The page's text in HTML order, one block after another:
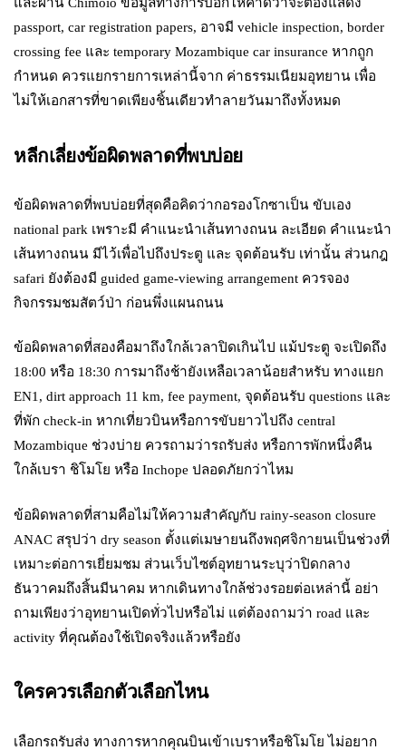
passport, car registration papers, อาจมี vehicle inspection, border
crossing fee และ temporary Mozambique car insurance หากถูก
กำหนด ควรแยกรายการเหล่านี้จาก ค่าธรรมเนียมอุทยาน เพื่อ
ไม่ให้เอกสารที่ขาดเพียงชิ้นเดียวทำลายวันมาถึงทั้งหมด
หลีกเลี่ยงข้อผิดพลาดที่พบบ่อย
ข้อผิดพลาดที่พบบ่อยที่สุดคือคิดว่ากอรองโกซาเป็น ขับเอง
national park เพราะมี คำแนะนำเส้นทางถนน ละเอียด คำแนะนำ
เส้นทางถนน มีไว้เพื่อไปถึงประตู และ จุดต้อนรับ เท่านั้น ส่วนกฎ
safari ยังต้องมี guided game-viewing arrangement ควรจอง
กิจกรรมชมสัตว์ป่า ก่อนพึ่งแผนถนน
ข้อผิดพลาดที่สองคือมาถึงใกล้เวลาปิดเกินไป แม้ประตู จะเปิดถึง
18:00 หรือ 18:30 การมาถึงช้ายังเหลือเวลาน้อยสำหรับ ทางแยก
EN1, dirt approach 11 km, fee payment, จุดต้อนรับ questions และ
ที่พัก check-in หากเที่ยวบินหรือการขับยาวไปถึง central
Mozambique ช่วงบ่าย ควรถามว่ารถรับส่ง หรือการพักหนึ่งคืน
ใกล้เบรา ชิโมโย หรือ Inchope ปลอดภัยกว่าไหม
ข้อผิดพลาดที่สามคือไม่ให้ความสำคัญกับ rainy-season closure
ANAC สรุปว่า dry season ตั้งแต่เมษายนถึงพฤศจิกายนเป็นช่วงที่
เหมาะต่อการเยี่ยมชม ส่วนเว็บไซต์อุทยานระบุว่าปิดกลาง
ธันวาคมถึงสิ้นมีนาคม หากเดินทางใกล้ช่วงรอยต่อเหล่านี้ อย่า
ถามเพียงว่าอุทยานเปิดทั่วไปหรือไม่ แต่ต้องถามว่า road และ
activity ที่คุณต้องใช้เปิดจริงแล้วหรือยัง
ใครควรเลือกตัวเลือกไหน
เลือกรถรับส่ง ทางการหากคุณบินเข้าเบราหรือชิโมโย ไม่อยาก